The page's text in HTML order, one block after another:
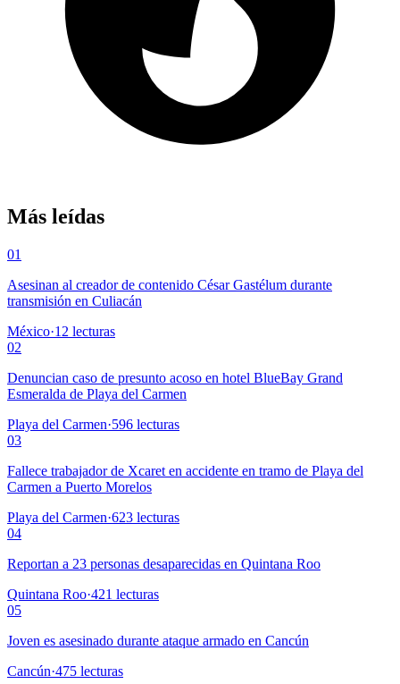
Más leídas
01
Asesinan al creador de contenido César Gastélum durante
transmisión en Culiacán
México·12 lecturas
02
Denuncian caso de presunto acoso en hotel BlueBay Grand
Esmeralda de Playa del Carmen
Playa del Carmen·596 lecturas
03
Fallece trabajador de Xcaret en accidente en tramo de Playa del
Carmen a Puerto Morelos
Playa del Carmen·623 lecturas
04
Reportan a 23 personas desaparecidas en Quintana Roo
Quintana Roo·421 lecturas
05
Joven es asesinado durante ataque armado en Cancún
Cancún·475 lecturas